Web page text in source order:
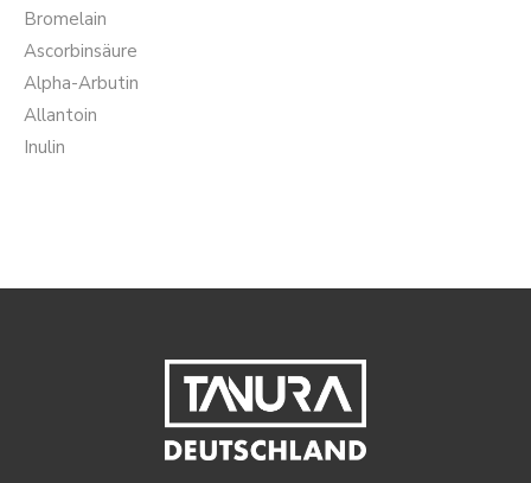
Bromelain
Ascorbinsäure
Alpha-Arbutin
Allantoin
Inulin